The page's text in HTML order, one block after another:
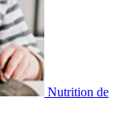
Nutrition de